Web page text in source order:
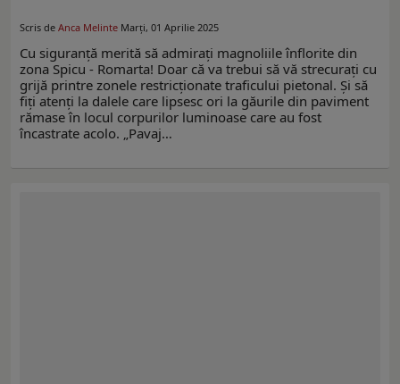
Scris de Anca Melinte Marți, 01 Aprilie 2025
Cu siguranță merită să admirați magnoliile înflorite din
zona Spicu - Romarta! Doar că va trebui să vă strecurați cu
grijă printre zonele restricționate traficului pietonal. Și să
fiți atenți la dalele care lipsesc ori la găurile din paviment
rămase în locul corpurilor luminoase care au fost
încastrate acolo. „Pavaj…